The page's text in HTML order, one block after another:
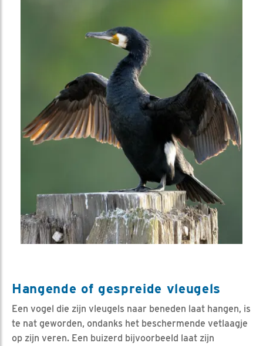
Hangende of gespreide vleugels
Een vogel die zijn vleugels naar beneden laat hangen, is
te nat geworden, ondanks het beschermende vetlaagje
op zijn veren. Een buizerd bijvoorbeeld laat zijn